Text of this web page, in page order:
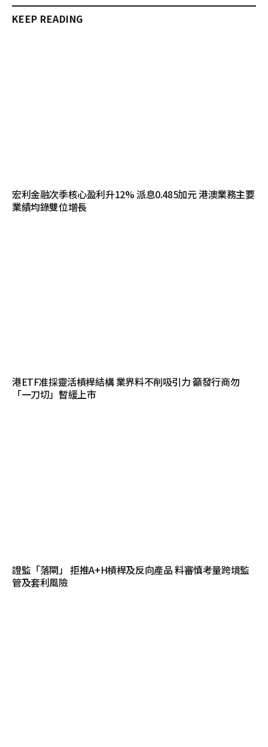
KEEP READING
宏利金融次季核心盈利升12% 派息0.485加元 港澳業務主要
業績均錄雙位增長
港ETF准採靈活槓桿結構 業界料不削吸引力 籲發行商勿
「一刀切」暫緩上市
證監「落閘」 拒推A+H槓桿及反向產品 料審慎考量跨境監
管及套利風險